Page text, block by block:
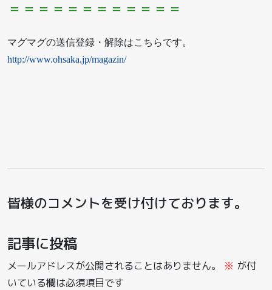
＝＝＝＝＝＝＝＝＝＝＝＝
マグマグの送信登録・解除はこちらです。
http://www.ohsaka.jp/magazin/
皆様のコメントを受け付けております。
記事に投稿
メールアドレスが公開されることはありません。 ※ が付
いている欄は必須項目です